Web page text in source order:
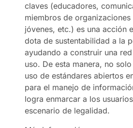
claves (educadores,
miembros de organizaciones
jóvenes, etc.) es una acción
dota de sustentabilidad a la
ayudando a construir una
uso. De esta manera, no
uso de estándares abiertos
para el manejo de
logra enmarcar a los
escenario de legalidad.